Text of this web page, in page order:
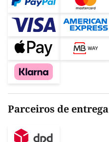
Parceiros de entrega